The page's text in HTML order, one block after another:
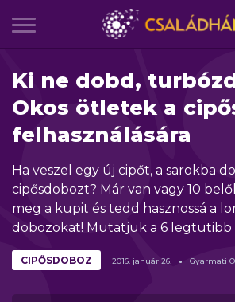
Ki ne dobd,
Okos ötletek a
felhasználására
Ha veszel egy új cipőt, a sarokba
cipősdobozt? Már van vagy 10
meg a kupit és tedd hasznossá a
dobozokat! Mutatjuk a 6 legtutibb
CIPŐSDOBOZ 2016. január 26. Gyarmati